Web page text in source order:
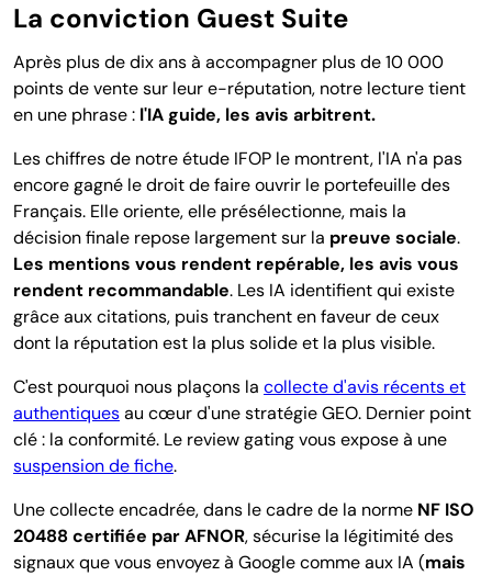
La conviction Guest Suite
Après plus de dix ans à accompagner plus de 10 000
points de vente sur leur e-réputation, notre lecture tient
en une phrase : l'IA guide, les avis arbitrent.
Les chiffres de notre étude IFOP le montrent, l'IA n'a pas
encore gagné le droit de faire ouvrir le portefeuille des
Français. Elle oriente, elle présélectionne, mais la
décision finale repose largement sur la preuve sociale.
Les mentions vous rendent repérable, les avis vous
rendent recommandable. Les IA identifient qui existe
grâce aux citations, puis tranchent en faveur de ceux
dont la réputation est la plus solide et la plus visible.
C'est pourquoi nous plaçons la collecte d'avis récents et
authentiquesau cœur d'une stratégie GEO. Dernier point
clé : la conformité. Le review gating vous expose à une
suspension de fiche.
Une collecte encadrée, dans le cadre de la norme NF ISO
20488 certifiée par AFNOR,sécurise la légitimité des
signaux que vous envoyez à Google comme aux IA (mais